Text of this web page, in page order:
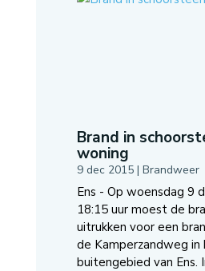
Brand in
woning
9 dec 2015| Brandweer
Ens - Op woensdag 9
18:15 uur moest de
uitrukken voor een
de Kamperzandweg in
buitengebied van Ens.